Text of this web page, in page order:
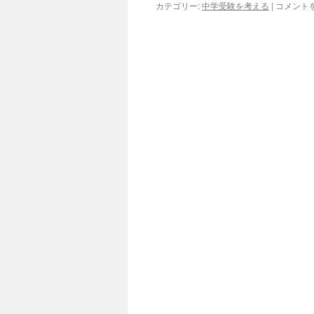
カテゴリー:中学受験を考える | 附
コメント